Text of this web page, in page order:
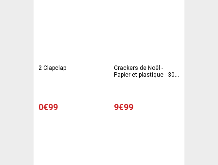
2 Clapclap
0€99
Crackers de Noël -
Papier et plastique - 30 x
9€99